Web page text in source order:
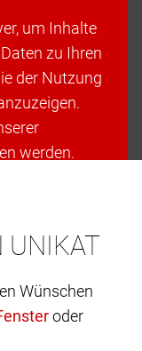
um Inhalte
zu Ihren
der Nutzung
werden.
UNIKAT
Wünschen
oder